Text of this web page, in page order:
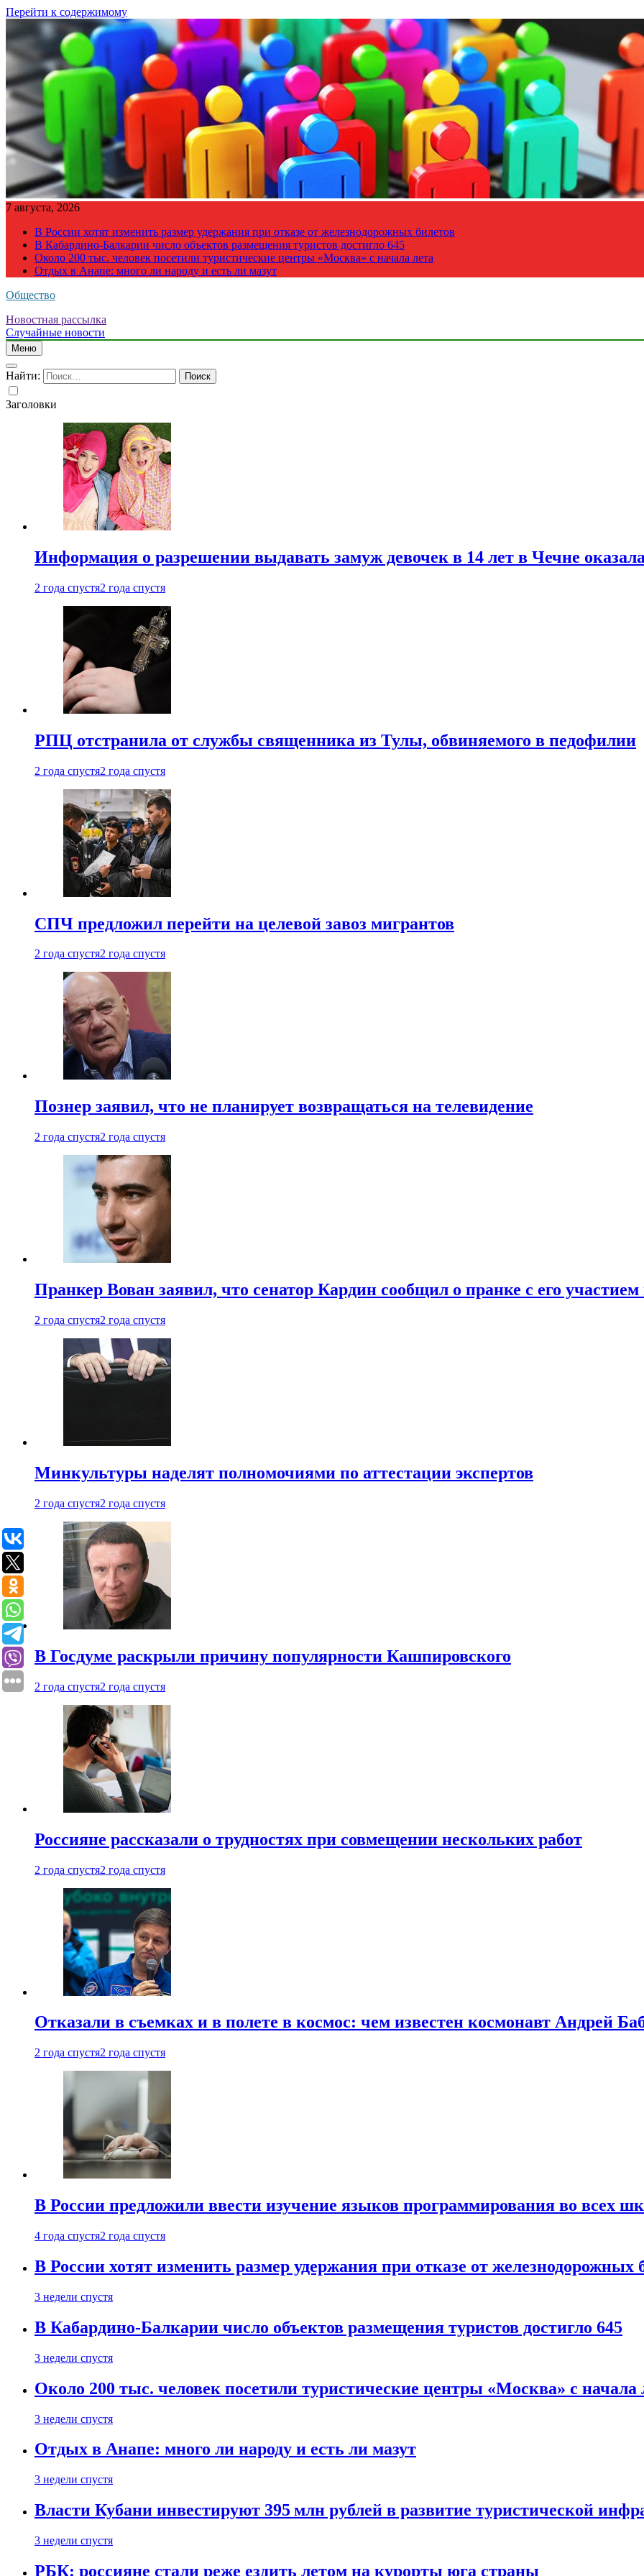
Перейти к содержимому
7 августа, 2026
В России хотят изменить размер удержания при отказе от железнодорожных билетов
В Кабардино-Балкарии число объектов размещения туристов достигло 645
Около 200 тыс. человек посетили туристические центры «Москва» с начала лета
Отдых в Анапе: много ли народу и есть ли мазут
Общество
Новостная рассылка
Случайные новости
Меню
Найти:
Заголовки
Информация о разрешении выдавать замуж девочек в 14 лет в Чечне
2 года спустя2 года спустя
РПЦ отстранила от службы священника из Тулы, обвиняемого в педофилии
2 года спустя2 года спустя
СПЧ предложил перейти на целевой завоз мигрантов
2 года спустя2 года спустя
Познер заявил, что не планирует возвращаться на телевидение
2 года спустя2 года спустя
Пранкер Вован заявил, что сенатор Кардин сообщил о пранке с его
2 года спустя2 года спустя
Минкультуры наделят полномочиями по аттестации экспертов
2 года спустя2 года спустя
В Госдуме раскрыли причину популярности Кашпировского
2 года спустя2 года спустя
Россияне рассказали о трудностях при совмещении нескольких работ
2 года спустя2 года спустя
Отказали в съемках и в полете в космос: чем известен космонавт Андрей
2 года спустя2 года спустя
В России предложили ввести изучение языков программирования во всех
4 года спустя2 года спустя
В России хотят изменить размер удержания при отказе от железнодорожных
3 недели спустя
В Кабардино-Балкарии число объектов размещения туристов достигло 645
3 недели спустя
Около 200 тыс. человек посетили туристические центры «Москва» с начала
3 недели спустя
Отдых в Анапе: много ли народу и есть ли мазут
3 недели спустя
Власти Кубани инвестируют 395 млн рублей в развитие туристической
3 недели спустя
РБК: россияне стали реже ездить летом на курорты юга страны